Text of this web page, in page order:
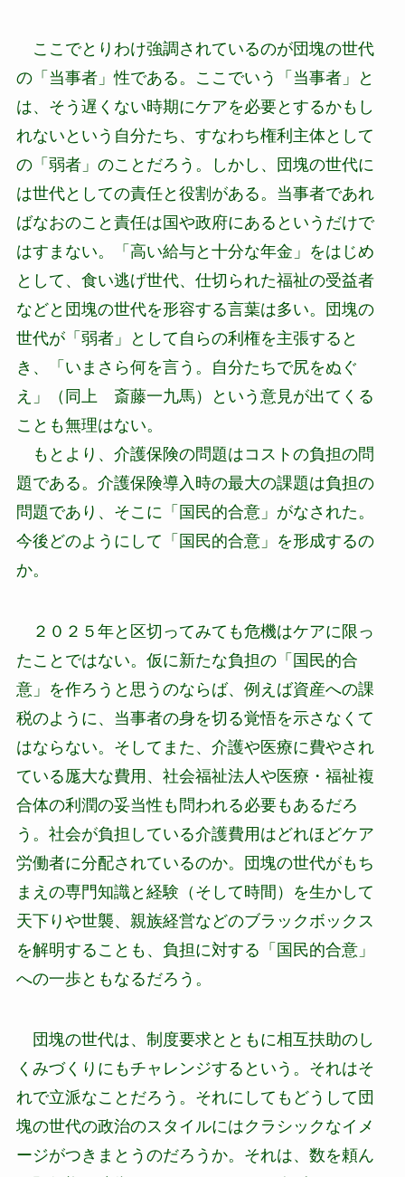
ここでとりわけ強調されているのが団塊の世代
の「当事者」性である。ここでいう「当事者」と
は、そう遅くない時期にケアを必要とするかもし
れないという自分たち、すなわち権利主体として
の「弱者」のことだろう。しかし、団塊の世代に
は世代としての責任と役割がある。当事者であれ
ばなおのこと責任は国や政府にあるというだけで
はすまない。「高い給与と十分な年金」をはじめ
として、食い逃げ世代、仕切られた福祉の受益者
などと団塊の世代を形容する言葉は多い。団塊の
世代が「弱者」として自らの利権を主張すると
き、「いまさら何を言う。自分たちで尻をぬぐ
え」（同上 斎藤一九馬）という意見が出てくる
ことも無理はない。
もとより、介護保険の問題はコストの負担の問
題である。介護保険導入時の最大の課題は負担の
問題であり、そこに「国民的合意」がなされた。
今後どのようにして「国民的合意」を形成するの
か。
２０２５年と区切ってみても危機はケアに限っ
たことではない。仮に新たな負担の「国民的合
意」を作ろうと思うのならば、例えば資産への課
税のように、当事者の身を切る覚悟を示さなくて
はならない。そしてまた、介護や医療に費やされ
ている厖大な費用、社会福祉法人や医療・福祉複
合体の利潤の妥当性も問われる必要もあるだろ
う。社会が負担している介護費用はどれほどケア
労働者に分配されているのか。団塊の世代がもち
まえの専門知識と経験（そして時間）を生かして
天下りや世襲、親族経営などのブラックボックス
を解明することも、負担に対する「国民的合意」
への一歩ともなるだろう。
団塊の世代は、制度要求とともに相互扶助のし
くみづくりにもチャレンジするという。それはそ
れで立派なことだろう。それにしてもどうして団
塊の世代の政治のスタイルにはクラシックなイメ
ージがつきまとうのだろうか。それは、数を頼ん